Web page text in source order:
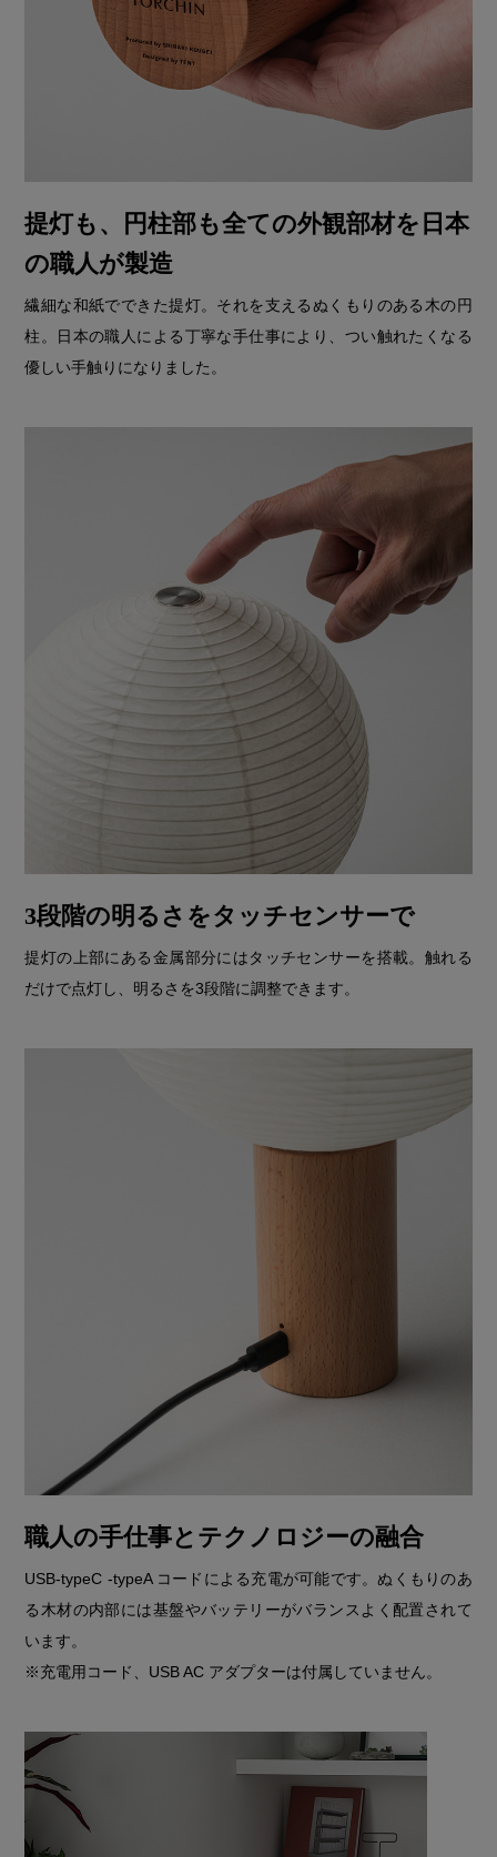
提灯も、円柱部も全ての外観部材を日本
の職人が製造
繊細な和紙でできた提灯。それを支えるぬくもりのある木の円
柱。日本の職人による丁寧な手仕事により、つい触れたくなる
優しい手触りになりました。
3段階の明るさをタッチセンサーで
提灯の上部にある金属部分にはタッチセンサーを搭載。触れる
だけで点灯し、明るさを3段階に調整できます。
職人の手仕事とテクノロジーの融合
USB-typeC -typeA コードによる充電が可能です。ぬくもりのあ
る木材の内部には基盤やバッテリーがバランスよく配置されて
います。
※充電用コード、USB AC アダプターは付属していません。